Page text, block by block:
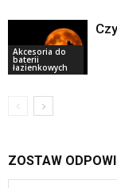
Akcesoria do
baterii
łazienkowych
ZOSTAW